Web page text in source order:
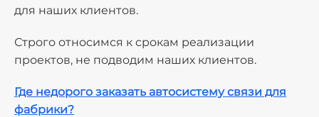
для наших клиентов.
Строго относимся к срокам реализации
проектов, не подводим наших клиентов.
Где недорого заказать автосистему связи для
фабрики?